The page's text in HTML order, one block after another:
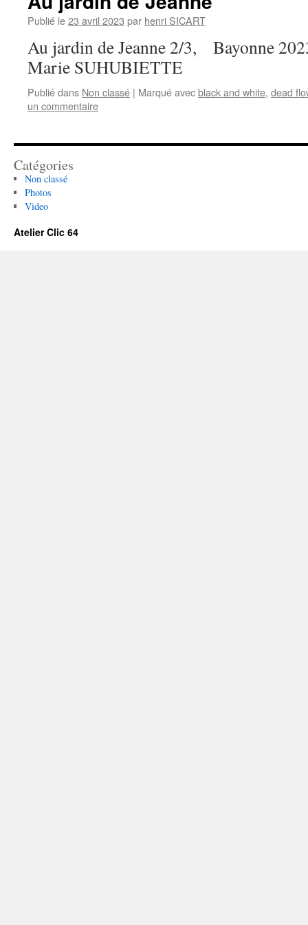
Publié le23 avril 2023 par henri SICART
Au jardin de Jeanne 2/3, Bayonne
Marie SUHUBIETTE
Publié dans Non classé | Marqué avecblack and white, dead
un commentaire
Catégories
Non classé
Photos
Video
Atelier Clic 64